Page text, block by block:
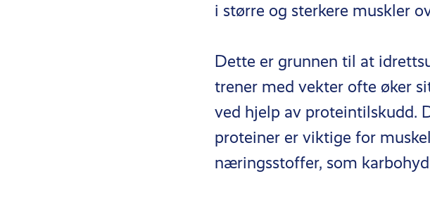
i større og sterkere muskler
Dette er grunnen til at
trener med vekter ofte øker
ved hjelp av proteintilskudd.
proteiner er viktige for
næringsstoffer, som